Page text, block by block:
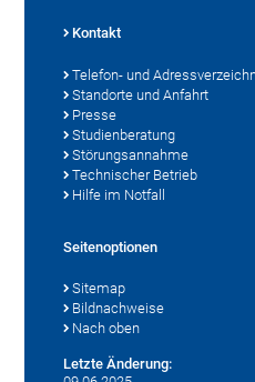
Kontakt
Telefon- und
Standorte und Anfahrt
Presse
Studienberatung
Störungsannahme
Technischer Betrieb
Hilfe im Notfall
Seitenoptionen
Sitemap
Bildnachweise
Nach oben
Letzte Änderung: